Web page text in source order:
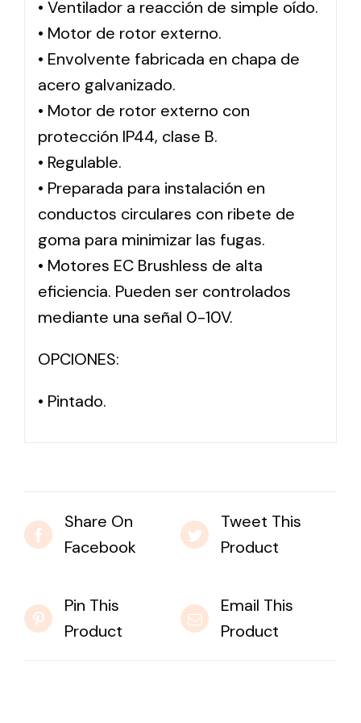
Solar lighting
Variety of solar solutions for all kinds of needs.
• Ventilador a reacción de simple oído.
• Motor de rotor externo.
• Envolvente fabricada en chapa de
acero galvanizado.
• Motor de rotor externo con
protección IP44, clase B.
• Regulable.
• Preparada para instalación en
conductos circulares con ribete de
goma para minimizar las fugas.
• Motores EC Brushless de alta
eficiencia. Pueden ser controlados
mediante una señal 0-10V.
OPCIONES:
• Pintado.
Share On
Facebook
Tweet This
Product
Pin This
Product
Email This
Product